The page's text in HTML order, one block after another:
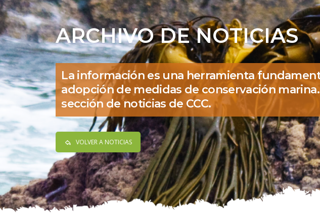
ARCHIVO DE NOTICIAS
La información es una herramienta
adopción de medidas de conservación
sección de noticias de CCC.
VOLVER A NOTICIAS